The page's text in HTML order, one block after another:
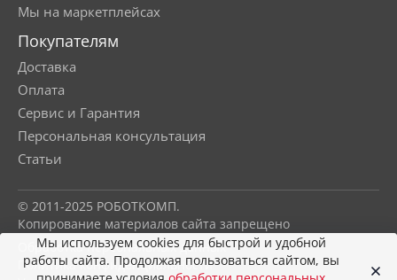
Мы на маркетплейсах
Покупателям
Доставка
Оплата
Сервис и Гарантия
Персональная консультация
Статьи
© 2011-2025 РОБОТКОМП.
Копирование материалов сайта запрещено
Обработка персональных данных
Политика конфиденциальности
Мы используем cookies для быстрой и удобной
работы сайта. Продолжая пользоваться сайтом, вы